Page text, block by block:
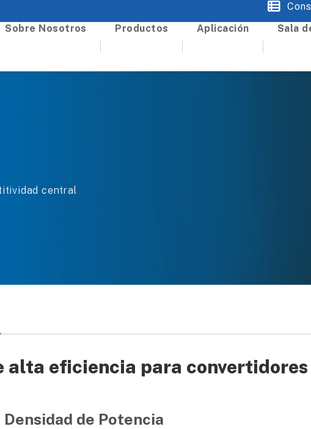
Sobre Nosotros Productos Aplicación Sala
central
alta eficiencia para
de Potencia